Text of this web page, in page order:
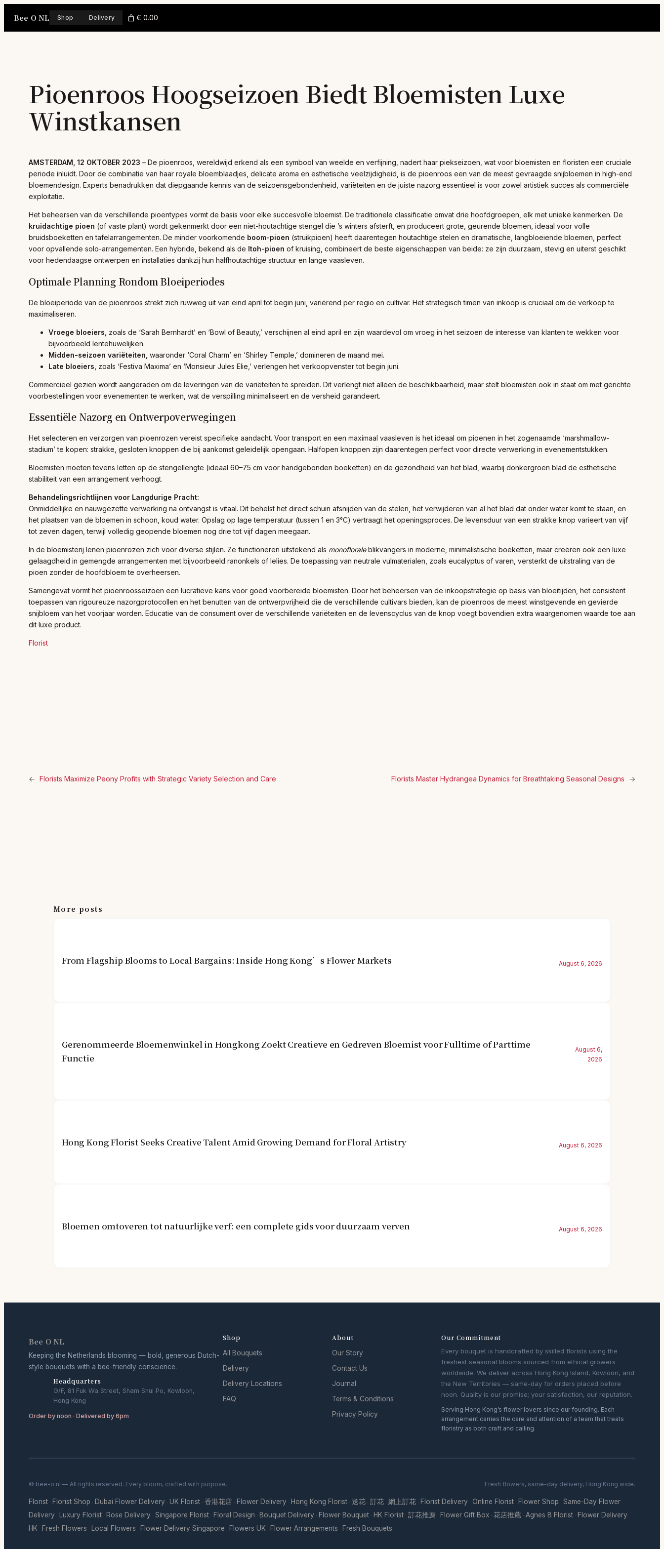
Bee O NL Shop Delivery € 0.00
Pioenroos Hoogseizoen Biedt Bloemisten Luxe
Winstkansen
AMSTERDAM, 12 OKTOBER 2023 – De pioenroos, wereldwijd erkend als een symbool van weelde en verfijning, nadert haar piekseizoen, wat voor bloemisten en floristen een cruciale
periode inluidt. Door de combinatie van haar royale bloemblaadjes, delicate aroma en esthetische veelzijdigheid, is de pioenroos een van de meest gevraagde snijbloemen in high-end
bloemendesign. Experts benadrukken dat diepgaande kennis van de seizoensgebondenheid, variëteiten en de juiste nazorg essentieel is voor zowel artistiek succes als commerciële
exploitatie.
Het beheersen van de verschillende pioentypes vormt de basis voor elke succesvolle bloemist. De traditionele classificatie omvat drie hoofdgroepen, elk met unieke kenmerken. De
kruidachtige pioen (of vaste plant) wordt gekenmerkt door een niet-houtachtige stengel die ’s winters afsterft, en produceert grote, geurende bloemen, ideaal voor volle
bruidsboeketten en tafelarrangementen. De minder voorkomende boom-pioen (struikpioen) heeft daarentegen houtachtige stelen en dramatische, langbloeiende bloemen, perfect
voor opvallende solo-arrangementen. Een hybride, bekend als de Itoh-pioen of kruising, combineert de beste eigenschappen van beide: ze zijn duurzaam, stevig en uiterst geschikt
voor hedendaagse ontwerpen en installaties dankzij hun halfhoutachtige structuur en lange vaasleven.
Optimale Planning Rondom Bloeiperiodes
De bloeiperiode van de pioenroos strekt zich ruwweg uit van eind april tot begin juni, variërend per regio en cultivar. Het strategisch timen van inkoop is cruciaal om de verkoop te
maximaliseren.
Vroege bloeiers, zoals de ‘Sarah Bernhardt’ en ‘Bowl of Beauty,’ verschijnen al eind april en zijn waardevol om vroeg in het seizoen de interesse van klanten te wekken voor
bijvoorbeeld lentehuwelijken.
Midden-seizoen variëteiten, waaronder ‘Coral Charm’ en ‘Shirley Temple,’ domineren de maand mei.
Late bloeiers, zoals ‘Festiva Maxima’ en ‘Monsieur Jules Elie,’ verlengen het verkoopvenster tot begin juni.
Commercieel gezien wordt aangeraden om de leveringen van de variëteiten te spreiden. Dit verlengt niet alleen de beschikbaarheid, maar stelt bloemisten ook in staat om met gerichte
voorbestellingen voor evenementen te werken, wat de verspilling minimaliseert en de versheid garandeert.
Essentiële Nazorg en Ontwerpoverwegingen
Het selecteren en verzorgen van pioenrozen vereist specifieke aandacht. Voor transport en een maximaal vaasleven is het ideaal om pioenen in het zogenaamde ‘marshmallow-
stadium’ te kopen: strakke, gesloten knoppen die bij aankomst geleidelijk opengaan. Halfopen knoppen zijn daarentegen perfect voor directe verwerking in evenementstukken.
Bloemisten moeten tevens letten op de stengellengte (ideaal 60–75 cm voor handgebonden boeketten) en de gezondheid van het blad, waarbij donkergroen blad de esthetische
stabiliteit van een arrangement verhoogt.
Behandelingsrichtlijnen voor Langdurige Pracht:
Onmiddellijke en nauwgezette verwerking na ontvangst is vitaal. Dit behelst het direct schuin afsnijden van de stelen, het verwijderen van al het blad dat onder water komt te staan, en
het plaatsen van de bloemen in schoon, koud water. Opslag op lage temperatuur (tussen 1 en 3°C) vertraagt het openingsproces. De levensduur van een strakke knop varieert van vijf
tot zeven dagen, terwijl volledig geopende bloemen nog drie tot vijf dagen meegaan.
In de bloemisterij lenen pioenrozen zich voor diverse stijlen. Ze functioneren uitstekend als monofloraleblikvangers in moderne, minimalistische boeketten, maar creëren ook een luxe
gelaagdheid in gemengde arrangementen met bijvoorbeeld ranonkels of lelies. De toepassing van neutrale vulmaterialen, zoals eucalyptus of varen, versterkt de uitstraling van de
pioen zonder de hoofdbloem te overheersen.
Samengevat vormt het pioenroosseizoen een lucratieve kans voor goed voorbereide bloemisten. Door het beheersen van de inkoopstrategie op basis van bloeitijden, het consistent
toepassen van rigoureuze nazorgprotocollen en het benutten van de ontwerpvrijheid die de verschillende cultivars bieden, kan de pioenroos de meest winstgevende en gevierde
snijbloem van het voorjaar worden. Educatie van de consument over de verschillende variëteiten en de levenscyclus van de knop voegt bovendien extra waargenomen waarde toe aan
dit luxe product.
Florist
← Florists Maximize Peony Profits with Strategic Variety Selection and Care Florists Master Hydrangea Dynamics for Breathtaking Seasonal Designs →
More posts
From Flagship Blooms to Local Bargains: Inside Hong Kong’s Flower Markets August 6, 2026
Gerenommeerde Bloemenwinkel in Hongkong Zoekt Creatieve en Gedreven Bloemist voor Fulltime of Parttime
Functie
August 6,
2026
Hong Kong Florist Seeks Creative Talent Amid Growing Demand for Floral Artistry August 6, 2026
Bloemen omtoveren tot natuurlijke verf: een complete gids voor duurzaam verven August 6, 2026
Bee O NL
Keeping the Netherlands blooming — bold, generous Dutch-
style bouquets with a bee-friendly conscience.
Headquarters
G/F, 81 Fuk Wa Street, Sham Shui Po, Kowloon,
Hong Kong
Order by noon · Delivered by 6pm
Shop
All Bouquets
Delivery
Delivery Locations
FAQ
About
Our Story
Contact Us
Journal
Terms & Conditions
Privacy Policy
Our Commitment
Every bouquet is handcrafted by skilled florists using the
freshest seasonal blooms sourced from ethical growers
worldwide. We deliver across Hong Kong Island, Kowloon, and
the New Territories — same-day for orders placed before
noon. Quality is our promise; your satisfaction, our reputation.
Serving Hong Kong’s flower lovers since our founding. Each
arrangement carries the care and attention of a team that treats
floristry as both craft and calling.
© bee-o.nl — All rights reserved. Every bloom, crafted with purpose. Fresh flowers, same-day delivery, Hong Kong wide.
Florist · Florist Shop · Dubai Flower Delivery · UK Florist · 香港花店 · Flower Delivery · Hong Kong Florist · 送花 · 訂花 · 網上訂花 · Florist Delivery · Online Florist · Flower Shop · Same-Day Flower
Delivery · Luxury Florist · Rose Delivery · Singapore Florist · Floral Design · Bouquet Delivery · Flower Bouquet · HK Florist · 訂花推薦 · Flower Gift Box · 花店推薦 · Agnes B Florist · Flower Delivery
HK · Fresh Flowers · Local Flowers · Flower Delivery Singapore · Flowers UK · Flower Arrangements · Fresh Bouquets